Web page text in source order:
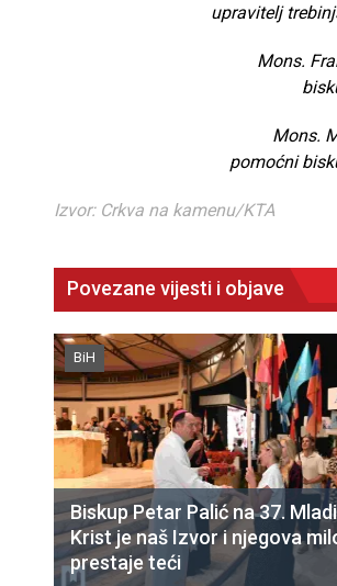
upravitelj
Mons.
Mons.
pomoćni
Izvor: Crkva na kamenu/KTA
Povezane vijesti i objave
BiH
Biskup Petar Palić na 37.
Krist je naš Izvor i njegova
prestaje teći